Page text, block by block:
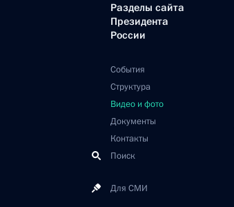
Разделы сайта
Президента
России
События
Структура
Видео и фото
Документы
Контакты
Поиск
Для СМИ